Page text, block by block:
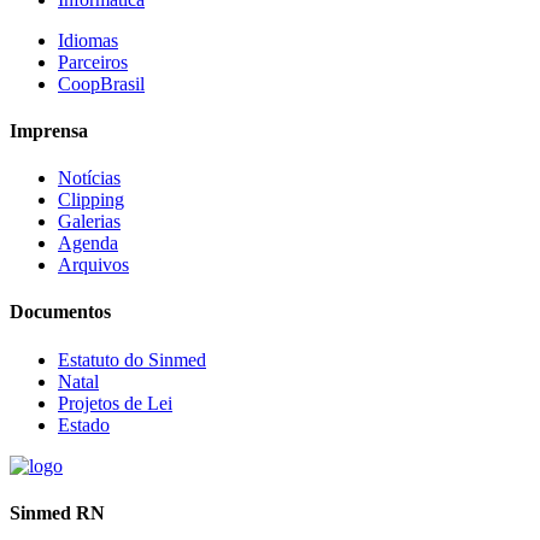
Idiomas
Parceiros
CoopBrasil
Imprensa
Notícias
Clipping
Galerias
Agenda
Arquivos
Documentos
Estatuto do Sinmed
Natal
Projetos de Lei
Estado
Sinmed RN